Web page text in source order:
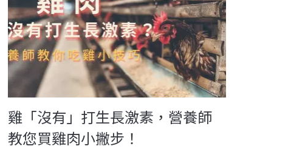
雞「沒有」打生長激素，營養師
教您買雞肉小撇步！